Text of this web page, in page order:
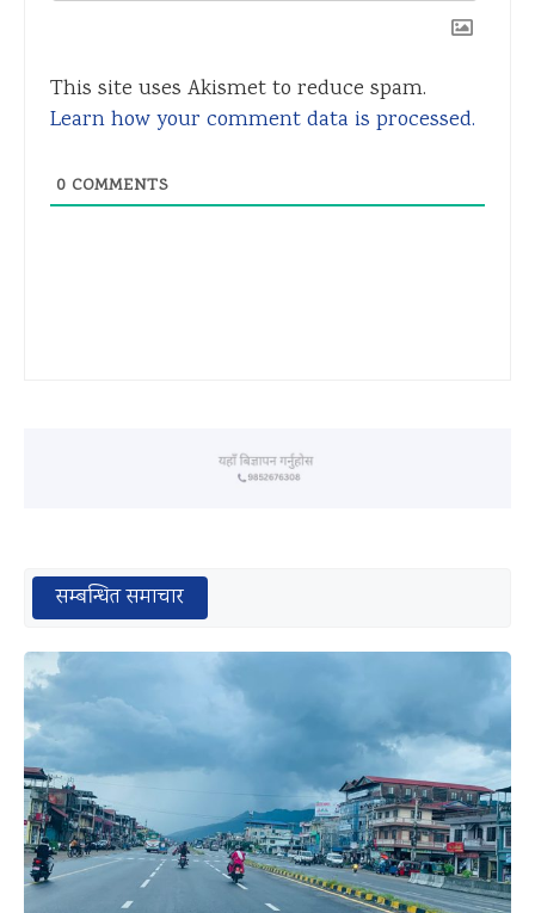
This site uses Akismet to reduce spam.
Learn how your comment data is processed.
0 COMMENTS
सम्बन्धित समाचार